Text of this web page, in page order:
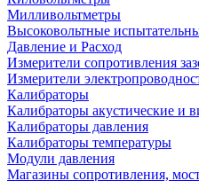
Милливольтметры
Высоковольтные
Давление и Расход
Измерители сопротивления
Измерители
Калибраторы
Калибраторы акустические и
Калибраторы давления
Калибраторы температуры
Модули давления
Магазины сопротивления,